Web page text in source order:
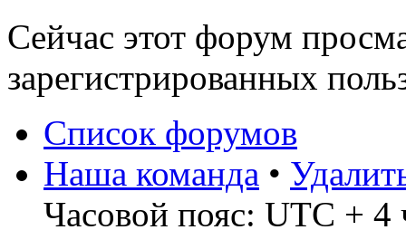
Сейчас этот форум
зарегистрированных
Список форумов
Наша команда •
Часовой пояс: UTC + 4